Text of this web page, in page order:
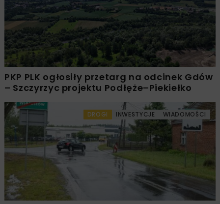
PKP PLK ogłosiły przetarg na odcinek Gdów
– Szczyrzyc projektu Podłęże–Piekiełko
DROGI INWESTYCJE WIADOMOŚCI